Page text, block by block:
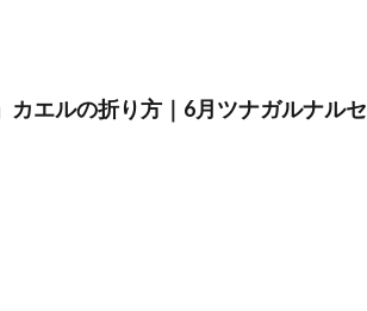
カエルの折り方｜6月ツナガルナルセ